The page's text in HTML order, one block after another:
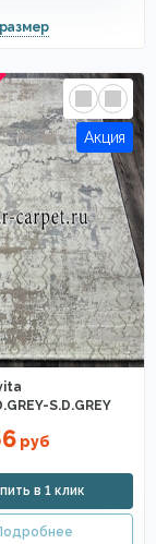
S.D.GREY
руб